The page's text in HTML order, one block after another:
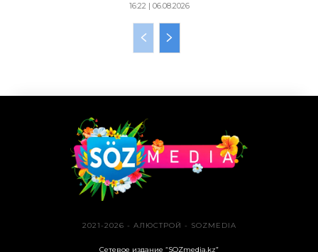
16:22 | 06.08.2026
2021-2026 - АЛЮСТРОЙ - SOZMEDIA
Сетевое издание “SOZmedia.kz”